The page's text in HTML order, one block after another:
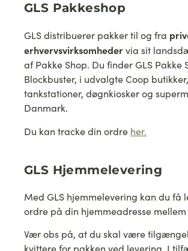
GLS Pakkeshop
GLS distribuerer pakker til og fra
erhvervsvirksomhedervia sit
af Pakke Shop. Du finder GLS Pakke
Blockbuster, i udvalgte Coop butikker,
tankstationer, døgnkiosker og
Danmark.
Du kan tracke din ordre her.
GLS Hjemmelevering
Med GLS hjemmelevering kan du få
ordre på din hjemmeadresse mellem
Vær obs på, at du skal være
kvittere for pakken ved levering. I